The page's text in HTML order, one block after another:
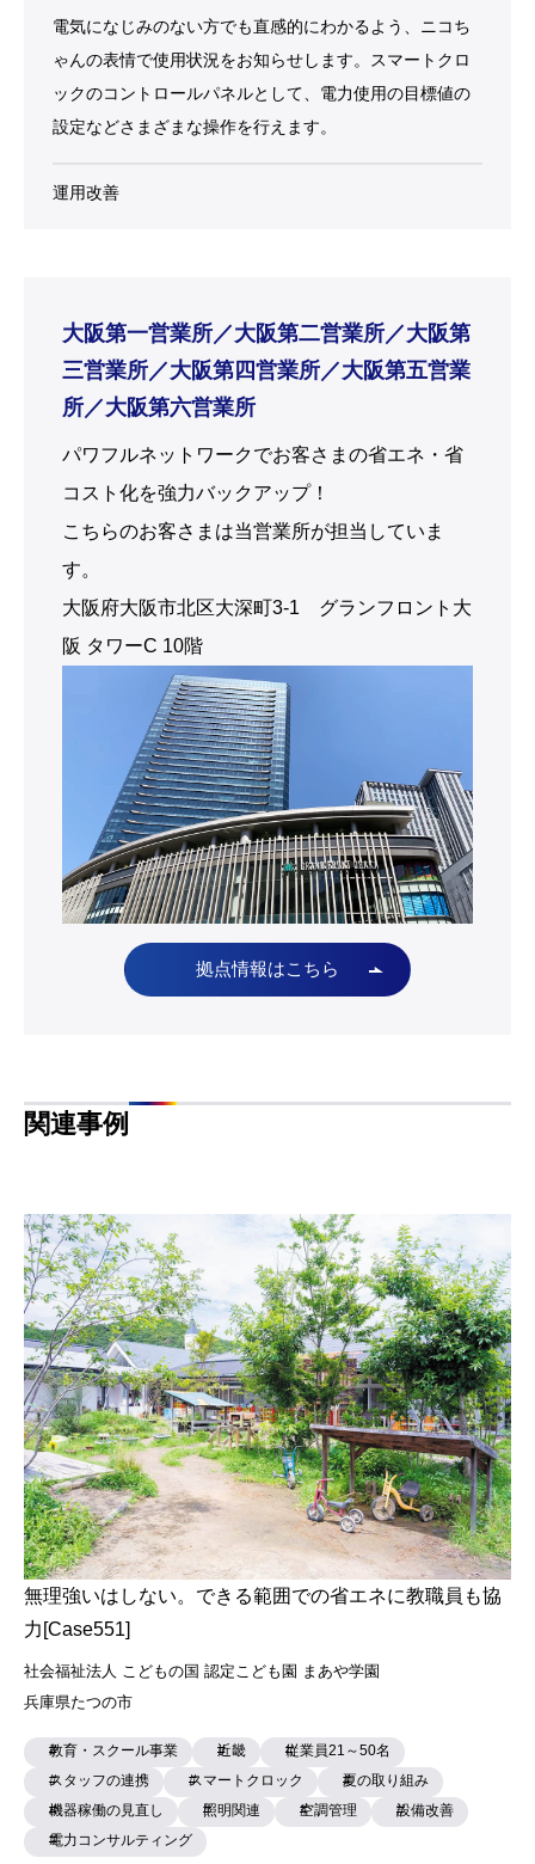
大阪第一営業所／大阪第二営業所／大阪第
三営業所／大阪第四営業所／大阪第五営業
所／大阪第六営業所
パワフルネットワークでお客さまの省エネ・省
阪 タワーC 10階
拠点情報はこちら
関連事例
無理強いはしない。できる範囲での省エネに教職員も協
力[Case551]
社会福祉法人 こどもの国 認定こども園 まあや学園
兵庫県たつの市
教育・スクール事業 近畿
従業員21～50名
スタッフの連携
スマートクロック
夏の取り組み
機器稼働の見直し
照明関連 空調管理
設備改善
電力コンサルティング
2026年3月12日